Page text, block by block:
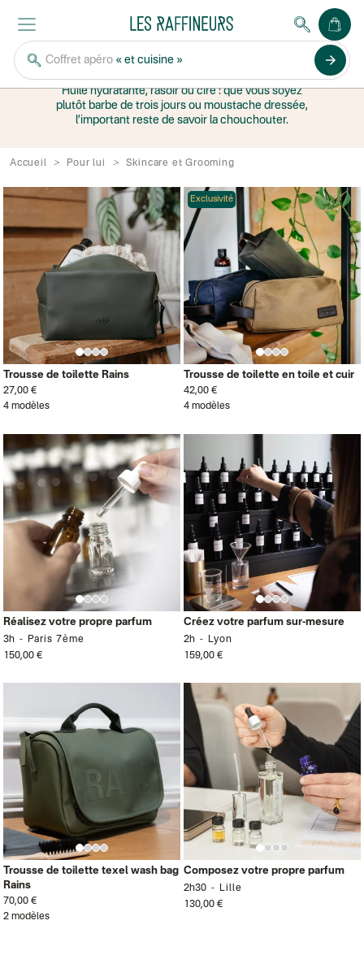
Coffret apéro « et cuisine » arrow_forward
SKINCARE ET
GROOMING
Huile hydratante, rasoir ou cire : que vous soyez
plutôt barbe de trois jours ou moustache dressée,
l’important reste de savoir la chouchouter.
Accueil Pour lui Skincare et Grooming
Trousse de toilette Rains
27,00 €
4 modèles
Exclusivité
Trousse de toilette en toile et cuir
42,00 €
4 modèles
Réalisez votre propre parfum
3h
Paris 7ème
150,00 €
Créez votre parfum sur-mesure
2h
Lyon
159,00 €
Trousse de toilette texel wash bag
Rains
70,00 €
2 modèles
Composez votre propre parfum
2h30
Lille
130,00 €